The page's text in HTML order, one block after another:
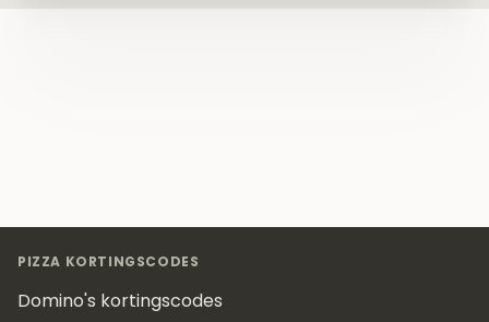
PIZZA KORTINGSCODES
Domino's kortingscodes